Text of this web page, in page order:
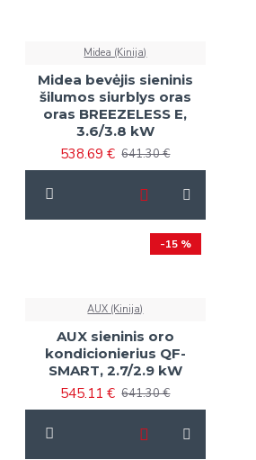
Midea (Kinija)
Midea bevėjis sieninis
šilumos siurblys oras
oras BREEZELESS E,
3.6/3.8 kW
538.69 € 641.30 €
-15 %
AUX (Kinija)
AUX sieninis oro
kondicionierius QF-
SMART, 2.7/2.9 kW
545.11 € 641.30 €